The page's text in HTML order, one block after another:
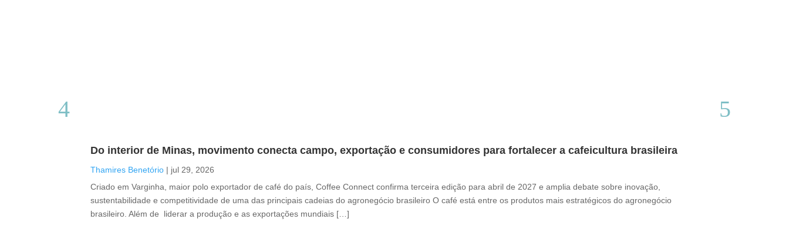
Do interior de Minas, movimento conecta campo, exportação e consumidores para fortalecer a cafeicultura brasileira
Thamires Benetório | jul 29, 2026
Criado em Varginha, maior polo exportador de café do país, Coffee Connect confirma terceira edição para abril de 2027 e amplia debate sobre inovação,
sustentabilidade e competitividade de uma das principais cadeias do agronegócio brasileiro O café está entre os produtos mais estratégicos do agronegócio
brasileiro. Além de liderar a produção e as exportações mundiais […]